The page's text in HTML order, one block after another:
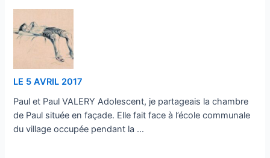
LE 5 AVRIL 2017
Paul et Paul VALERY Adolescent, je partageais la chambre
de Paul située en façade. Elle fait face à l’école communale
du village occupée pendant la …